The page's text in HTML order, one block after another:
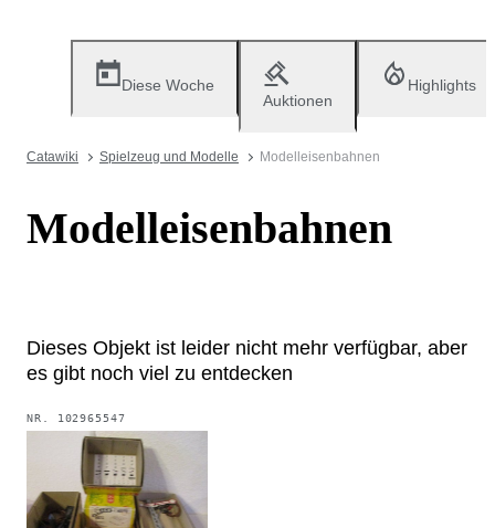
Diese Woche
Auktionen
Highlights
Catawiki Spielzeug und Modelle Modelleisenbahnen
Modelleisenbahnen
Dieses Objekt ist leider nicht mehr verfügbar, aber
es gibt noch viel zu entdecken
NR. 102965547